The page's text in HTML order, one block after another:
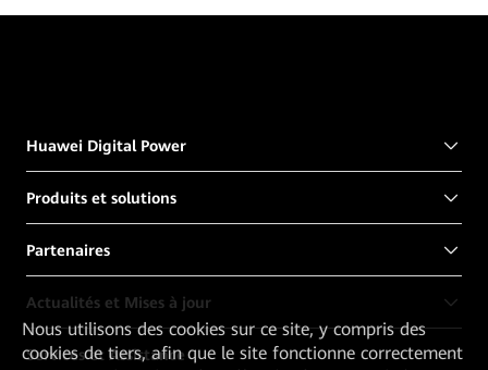
Huawei Digital Power
Produits et solutions
Partenaires
Actualités et Mises à jour
Services et Assistance
Nous utilisons des cookies sur ce site, y compris des
cookies de tiers, afin que le site fonctionne correctement